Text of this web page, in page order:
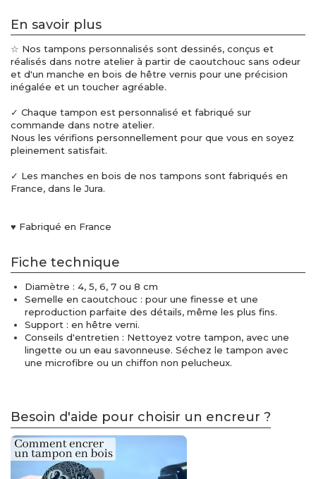
En savoir plus
☆ Nos tampons personnalisés sont dessinés, conçus et
réalisés dans notre atelier à partir de caoutchouc sans odeur
et d'un manche en bois de hêtre vernis pour une précision
inégalée et un toucher agréable.
✓ Chaque tampon est personnalisé et fabriqué sur
commande dans notre atelier.
Nous les vérifions personnellement pour que vous en soyez
pleinement satisfait.
✓ Les manches en bois de nos tampons sont fabriqués en
France, dans le Jura.
♥ Fabriqué en France
Fiche technique
Diamètre : 4, 5, 6, 7 ou 8 cm
Semelle en caoutchouc : pour une finesse et une
reproduction parfaite des détails, même les plus fins.
Support : en hêtre verni.
Conseils d'entretien : Nettoyez votre tampon, avec une
lingette ou un eau savonneuse. Séchez le tampon avec
une microfibre ou un chiffon non pelucheux.
Besoin d'aide pour choisir un encreur ?